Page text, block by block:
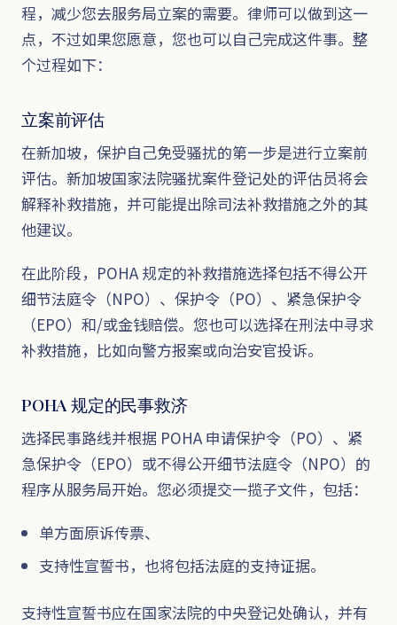
程，减少您去服务局立案的需要。律师可以做到这一
点，不过如果您愿意，您也可以自己完成这件事。整
个过程如下：
立案前评估
在新加坡，保护自己免受骚扰的第一步是进行立案前
评估。新加坡国家法院骚扰案件登记处的评估员将会
解释补救措施，并可能提出除司法补救措施之外的其
他建议。
在此阶段，POHA 规定的补救措施选择包括不得公开
细节法庭令（NPO）、保护令（PO）、紧急保护令
（EPO）和/或金钱赔偿。您也可以选择在刑法中寻求
补救措施，比如向警方报案或向治安官投诉。
POHA 规定的民事救济
选择民事路线并根据 POHA 申请保护令（PO）、紧
急保护令（EPO）或不得公开细节法庭令（NPO）的
程序从服务局开始。您必须提交一揽子文件，包括：
单方面原诉传票、
支持性宣誓书，也将包括法庭的支持证据。
支持性宣誓书应在国家法院的中央登记处确认，并有